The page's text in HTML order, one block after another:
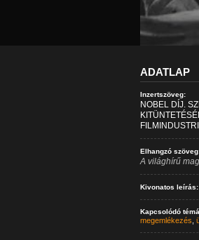
ADATLAP
Inzertszöveg:
NOBEL DÍJ.
Elhangzó
A világhírű
Kivonatos leírás:
Kapcsolódó
megemlékezés